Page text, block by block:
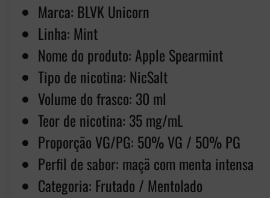
Marca: BLVK Unicorn
Linha: Mint
Nome do produto: Apple Spearmint
Tipo de nicotina: NicSalt
Volume do frasco: 30 ml
Teor de nicotina: 35 mg/mL
Proporção VG/PG: 50% VG / 50% PG
Perfil de sabor: maçã com menta intensa
Categoria: Frutado / Mentolado